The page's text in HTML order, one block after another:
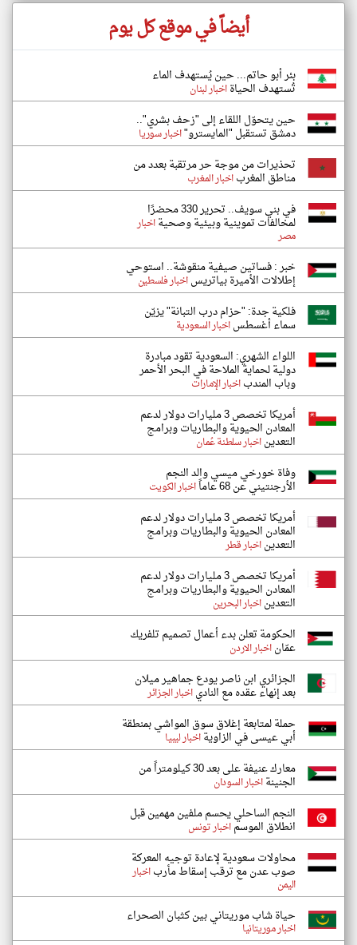
أيضاً في موقع كل يوم
بئر أبو حاتم... حين يُستهدف الماء
تُستهدف الحياةاخبار لبنان
حين يتحوّل اللقاء إلى "زحف بشري"..
دمشق تستقبل "المايسترو"اخبار سوريا
تحذيرات من موجة حر مرتقبة بعدد من
مناطق المغرباخبار المغرب
في بني سويف.. تحرير 330 محضرًا
لمخالفات تموينية وبيئية وصحيةاخبار
مصر
خبر : فساتين صيفية منقوشة.. استوحي
إطلالات الأميرة بياتريساخبار فلسطين
فلكية جدة: "حزام درب التبانة" يزيّن
سماء أغسطساخبار السعودية
اللواء الشهري: السعودية تقود مبادرة
دولية لحماية الملاحة في البحر الأحمر
وباب المندباخبار الإمارات
أمريكا تخصص 3 مليارات دولار لدعم
المعادن الحيوية والبطاريات وبرامج
التعديناخبار سلطنة عُمان
وفاة خورخي ميسي والد النجم
الأرجنتيني عن 68 عاماً اخبار الكويت
أمريكا تخصص 3 مليارات دولار لدعم
المعادن الحيوية والبطاريات وبرامج
التعديناخبار قطر
أمريكا تخصص 3 مليارات دولار لدعم
المعادن الحيوية والبطاريات وبرامج
التعديناخبار البحرين
الحكومة تعلن بدء أعمال تصميم تلفريك
عمّاناخبار الاردن
الجزائري ابن ناصر يودع جماهير ميلان
بعد إنهاء عقده مع النادياخبار الجزائر
حملة لمتابعة إغلاق سوق المواشي بمنطقة
أبي عيسى في الزاويةاخبار ليبيا
معارك عنيفة على بعد 30 كيلومتراً من
الجنينةاخبار السودان
النجم الساحلي يحسم ملفين مهمين قبل
انطلاق الموسماخبار تونس
محاولات سعودية لإعادة توجيه المعركة
صوب عدن مع ترقب إسقاط مأرباخبار
اليمن
حياة شاب موريتاني بين كثبان الصحراء
اخبار موريتانيا